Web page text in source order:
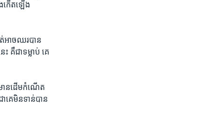
កើត​ឡើង​
ត់​អាច​ឈរ​បាន​
គឺ​ជា​ទម្លាប់​ ​គេ​
មាន​ដើម​កំណើត​
គេមិន​ទាន់​បាន​